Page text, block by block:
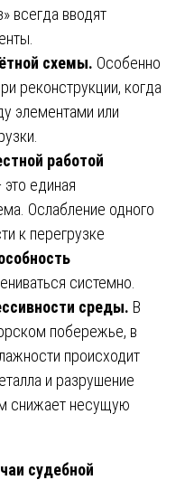
всегда вводят
схемы. Особенно
реконструкции, когда
элементами или
работой
единая
Ослабление одного
к перегрузке
системно.
среды. В
побережье, в
происходит
и разрушение
снижает несущую
судебной